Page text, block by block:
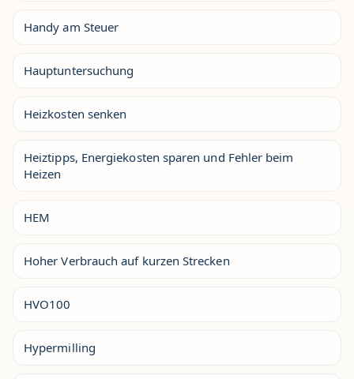
Handy am Steuer
Hauptuntersuchung
Heizkosten senken
Heiztipps, Energiekosten sparen und Fehler beim
Heizen
HEM
Hoher Verbrauch auf kurzen Strecken
HVO100
Hypermilling